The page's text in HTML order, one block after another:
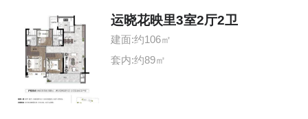
运晓花映里3室2厅2卫
建面:约106㎡
套内:约89㎡